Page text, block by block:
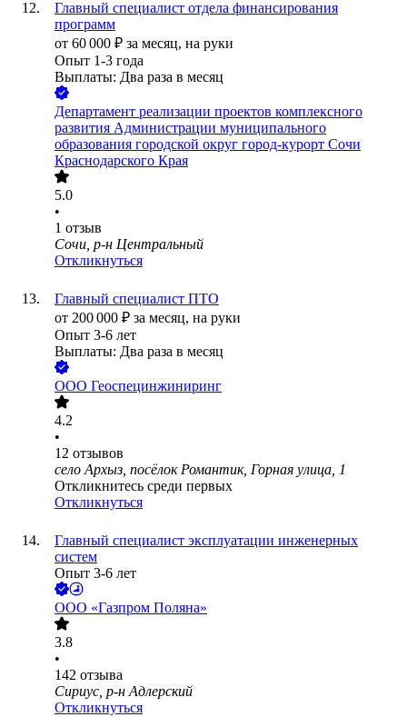
Главный специалист отдела финансирования
программ
от 60 000 ₽ за месяц, на руки
Опыт 1-3 года
Выплаты: Два раза в месяц
Департамент реализации проектов комплексного
развития Администрации муниципального
образования городской округ город-курорт Сочи
Краснодарского Края
5.0
•
1 отзыв
Сочи, р-н Центральный
Откликнуться
Главный специалист ПТО
от 200 000 ₽ за месяц, на руки
Опыт 3-6 лет
Выплаты: Два раза в месяц
ООО Геоспецинжиниринг
4.2
•
12 отзывов
село Архыз, посёлок Романтик, Горная улица, 1
Откликнитесь среди первых
Откликнуться
Главный специалист эксплуатации инженерных
систем
Опыт 3-6 лет
ООО «Газпром Поляна»
3.8
•
142 отзыва
Сириус, р-н Адлерский
Откликнуться